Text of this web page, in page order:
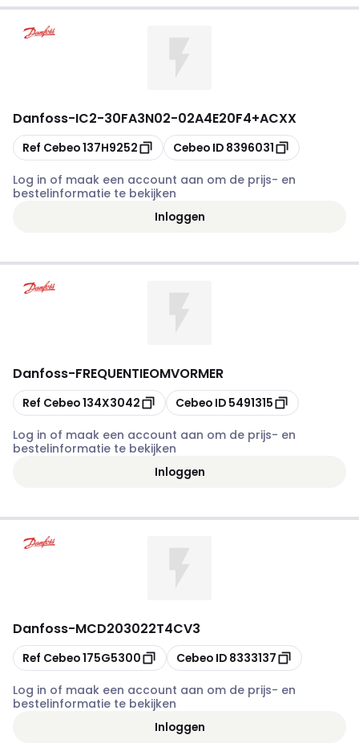
Danfoss-IC2-30FA3N02-02A4E20F4+ACXX
Kopiëren
Ref Cebeo137H9252 Kopiëren
Cebeo ID 8396031
Log in of maak een account aan om de prijs- en
bestelinformatie te bekijken
Inloggen
Danfoss-FREQUENTIEOMVORMER
Kopiëren
Ref Cebeo134X3042 Kopiëren
Cebeo ID 5491315
Log in of maak een account aan om de prijs- en
bestelinformatie te bekijken
Inloggen
Danfoss-MCD203022T4CV3
Kopiëren
Ref Cebeo175G5300 Kopiëren
Cebeo ID 8333137
Log in of maak een account aan om de prijs- en
bestelinformatie te bekijken
Inloggen